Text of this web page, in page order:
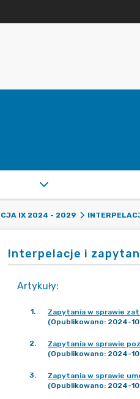
IX 2024 - 2029
Interpelacje i
Artykuły:
1.
Zapytania w sprawie
(Opublikowano: 2024-
2.
Zapytania w sprawie
(Opublikowano: 2024-
3.
Zapytania w sprawie
(Opublikowano: 2024-